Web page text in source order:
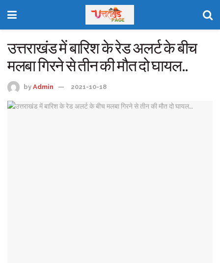
उत्तराखंड में बारिश के रेड अलर्ट के बीच
मलबा गिरने से तीन की मौत दो घायल..
by Admin 2021-10-18